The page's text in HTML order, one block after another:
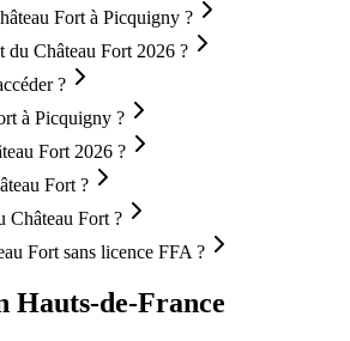
Fort à Picquigny ?
du Château Fort 2026 ?
?
à Picquigny ?
Fort 2026 ?
Fort ?
Château Fort ?
Fort sans licence FFA ?
Hauts-de-France